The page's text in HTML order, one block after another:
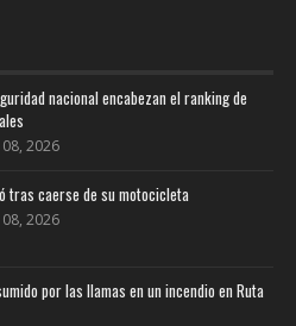
nacional encabezan el ranking de
2026
tras caerse de su motocicleta
2026
por las llamas en un incendio en Ruta